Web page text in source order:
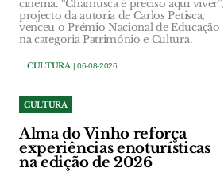
cinema. “Chamusca é preciso aqui viver”,
projecto da autoria de Carlos Petisca,
venceu o Prémio Nacional de Educação
na categoria Património e Cultura.
CULTURA| 06-08-2026
CULTURA
Alma do Vinho reforça
experiências enoturísticas
na edição de 2026